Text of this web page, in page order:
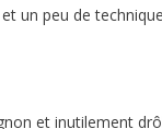
un peu de
et inutilement